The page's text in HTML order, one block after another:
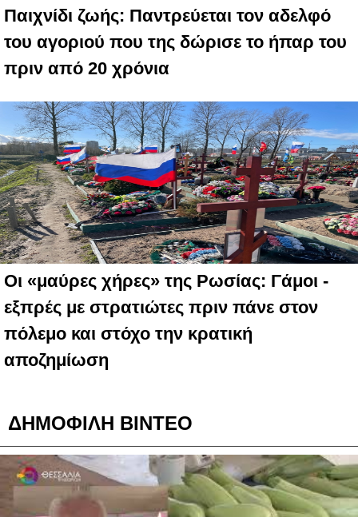
Παιχνίδι ζωής: Παντρεύεται τον αδελφό
του αγοριού που της δώρισε το ήπαρ του
πριν από 20 χρόνια
Οι «μαύρες χήρες» της Ρωσίας: Γάμοι -
εξπρές με στρατιώτες πριν πάνε στον
πόλεμο και στόχο την κρατική
αποζημίωση
ΔΗΜΟΦΙΛΗ ΒΙΝΤΕΟ